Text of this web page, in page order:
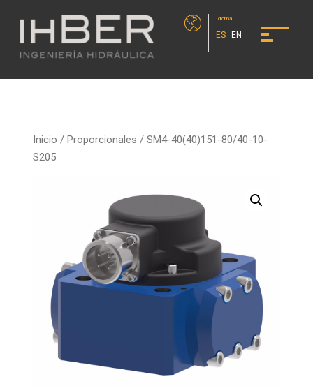
Idioma
ES EN
Inicio /Proporcionales / SM4-40(40)151-80/40-10-
S205